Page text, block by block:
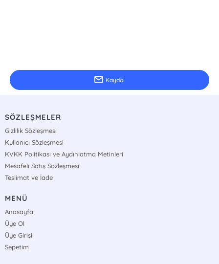
Kaydol
SÖZLEŞMELER
Gizlilik Sözleşmesi
Kullanıcı Sözleşmesi
KVKK Politikası ve Aydınlatma Metinleri
Mesafeli Satış Sözleşmesi
Teslimat ve İade
MENÜ
Anasayfa
Üye Ol
Üye Girişi
Sepetim